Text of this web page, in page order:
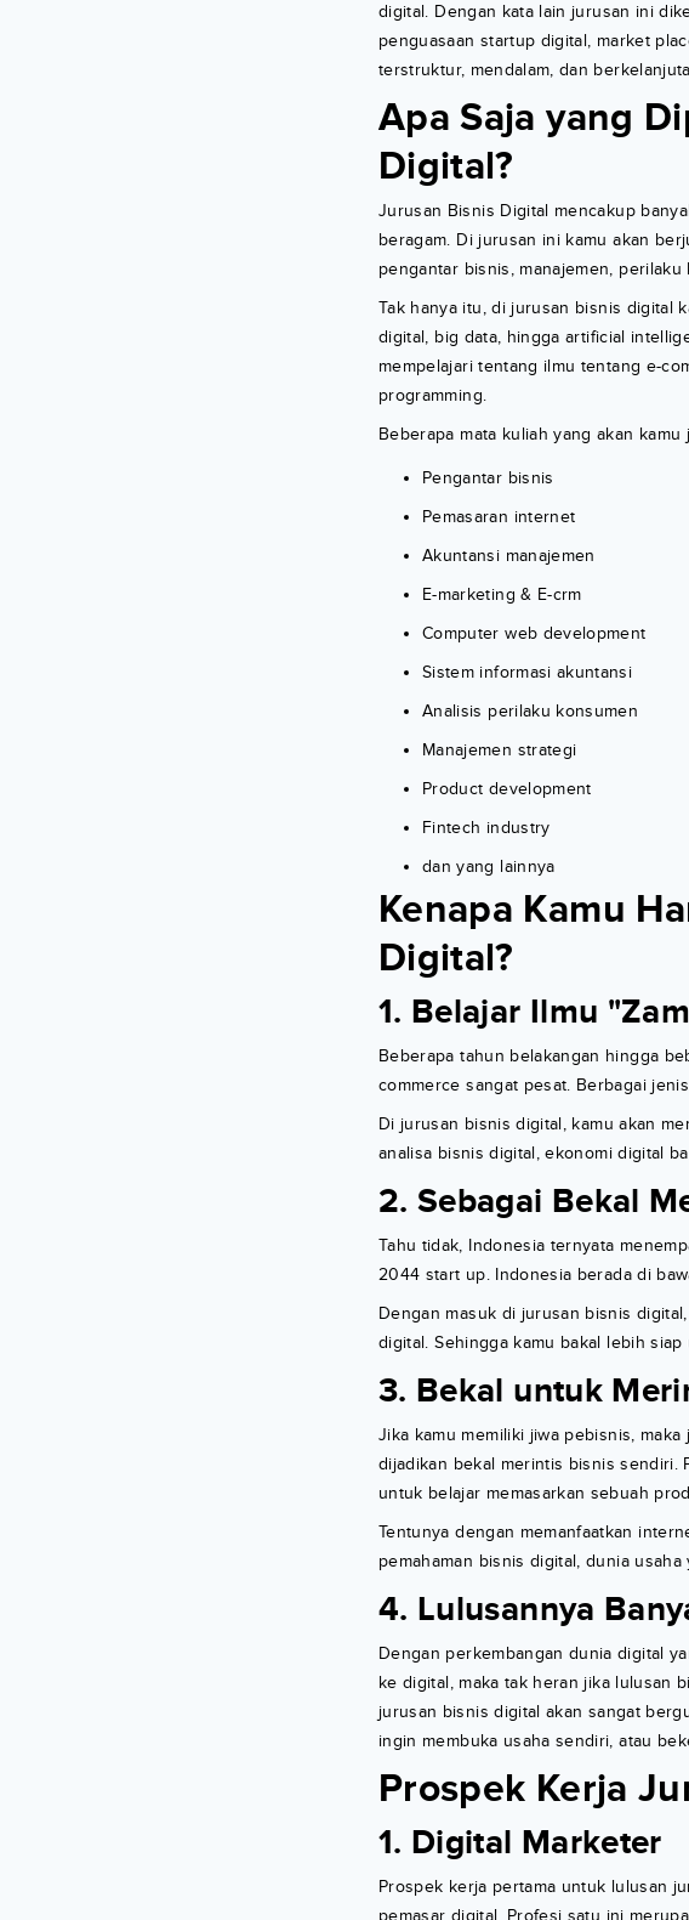
digital. Dengan kata lain jurusan ini
penguasaan startup digital, market
terstruktur, mendalam, dan
Apa Saja yang
Digital?
Jurusan Bisnis Digital mencakup
beragam. Di jurusan ini kamu akan
pengantar bisnis, manajemen,
Tak hanya itu, di jurusan bisnis digital
digital, big data, hingga artificial
mempelajari tentang ilmu tentang e-
programming.
Beberapa mata kuliah yang akan
Pengantar bisnis
Pemasaran internet
Akuntansi manajemen
E-marketing & E-crm
Computer web development
Sistem informasi akuntansi
Analisis perilaku konsumen
Manajemen strategi
Product development
Fintech industry
dan yang lainnya
Kenapa Kamu
Digital?
1. Belajar Ilmu
Beberapa tahun belakangan hingga
commerce sangat pesat. Berbagai
Di jurusan bisnis digital, kamu akan
analisa bisnis digital, ekonomi digital
2. Sebagai Bekal
Tahu tidak, Indonesia ternyata
2044 start up. Indonesia berada di
Dengan masuk di jurusan bisnis
digital. Sehingga kamu bakal lebih
3. Bekal untuk
Jika kamu memiliki jiwa pebisnis,
dijadikan bekal merintis bisnis sendiri.
untuk belajar memasarkan sebuah
Tentunya dengan memanfaatkan
pemahaman bisnis digital, dunia
4. Lulusannya
Dengan perkembangan dunia digital
ke digital, maka tak heran jika lulusan
jurusan bisnis digital akan sangat
ingin membuka usaha sendiri, atau
Prospek Kerja
1. Digital Marketer
Prospek kerja pertama untuk lulusan